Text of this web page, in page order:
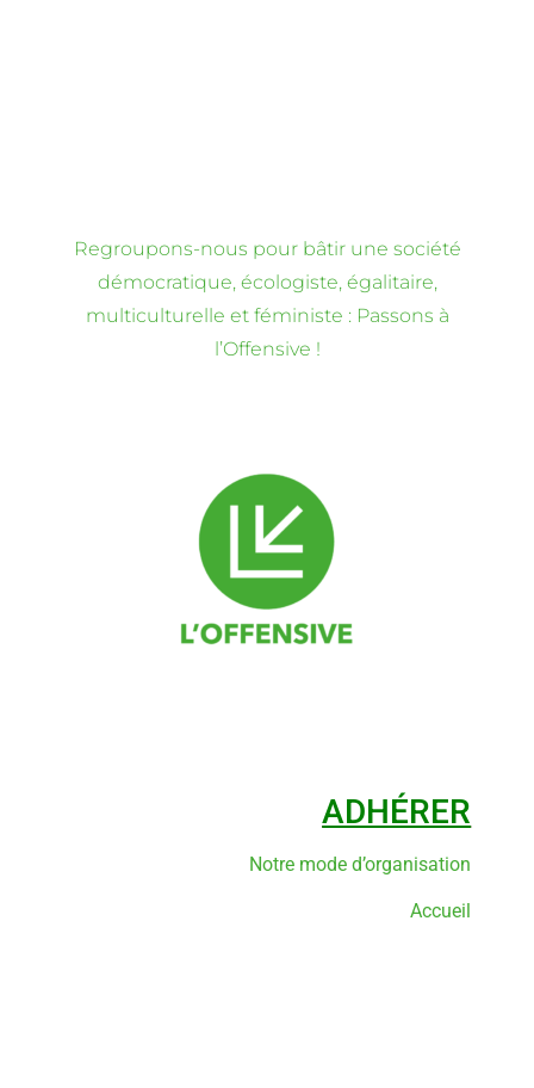
Regroupons-nous pour bâtir une société
démocratique, écologiste, égalitaire,
multiculturelle et féministe : Passons à
l’Offensive !
ADHÉRER
Notre mode d’organisation
Accueil